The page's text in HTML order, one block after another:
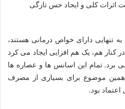
اثرات کلی و ایجاد حس تازگی
به تنهایی دارای خواص درمانی هستند،
کنار هم، یک هم افزایی ایجاد می کرد
برد. تمام این اسانس ها و عصاره ها
موضوع برای بسیاری از مصرف
بود.